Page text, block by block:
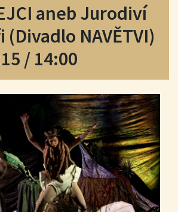
aneb Jurodiví
NAVĚTVI)
/ 14:00